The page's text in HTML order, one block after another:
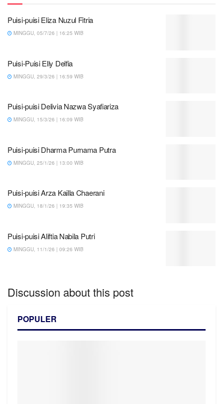
Puisi-puisi Eliza Nuzul Fitria
MINGGU, 05/7/26 | 16:25 WIB
Puisi-Puisi Elly Delfia
MINGGU, 29/3/26 | 16:59 WIB
Puisi-puisi Delivia Nazwa Syafiariza
MINGGU, 15/3/26 | 16:09 WIB
Puisi-puisi Dharma Purnama Putra
MINGGU, 25/1/26 | 13:00 WIB
Puisi-puisi Arza Kailla Chaerani
MINGGU, 18/1/26 | 19:35 WIB
Puisi-puisi Aliftia Nabila Putri
MINGGU, 11/1/26 | 09:26 WIB
Discussion about this post
POPULER